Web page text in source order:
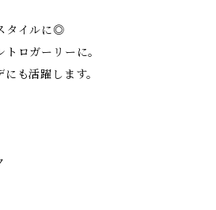
タイルに◎
ロガーリーに。
も活躍します。